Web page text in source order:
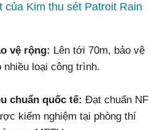
của Kim thu sét Patroit Rain
vệ rộng: Lên tới 70m, bảo vệ
nhiều loại công trình.
chuẩn quốc tế: Đạt chuẩn NF
kiểm nghiệm tại phòng thí